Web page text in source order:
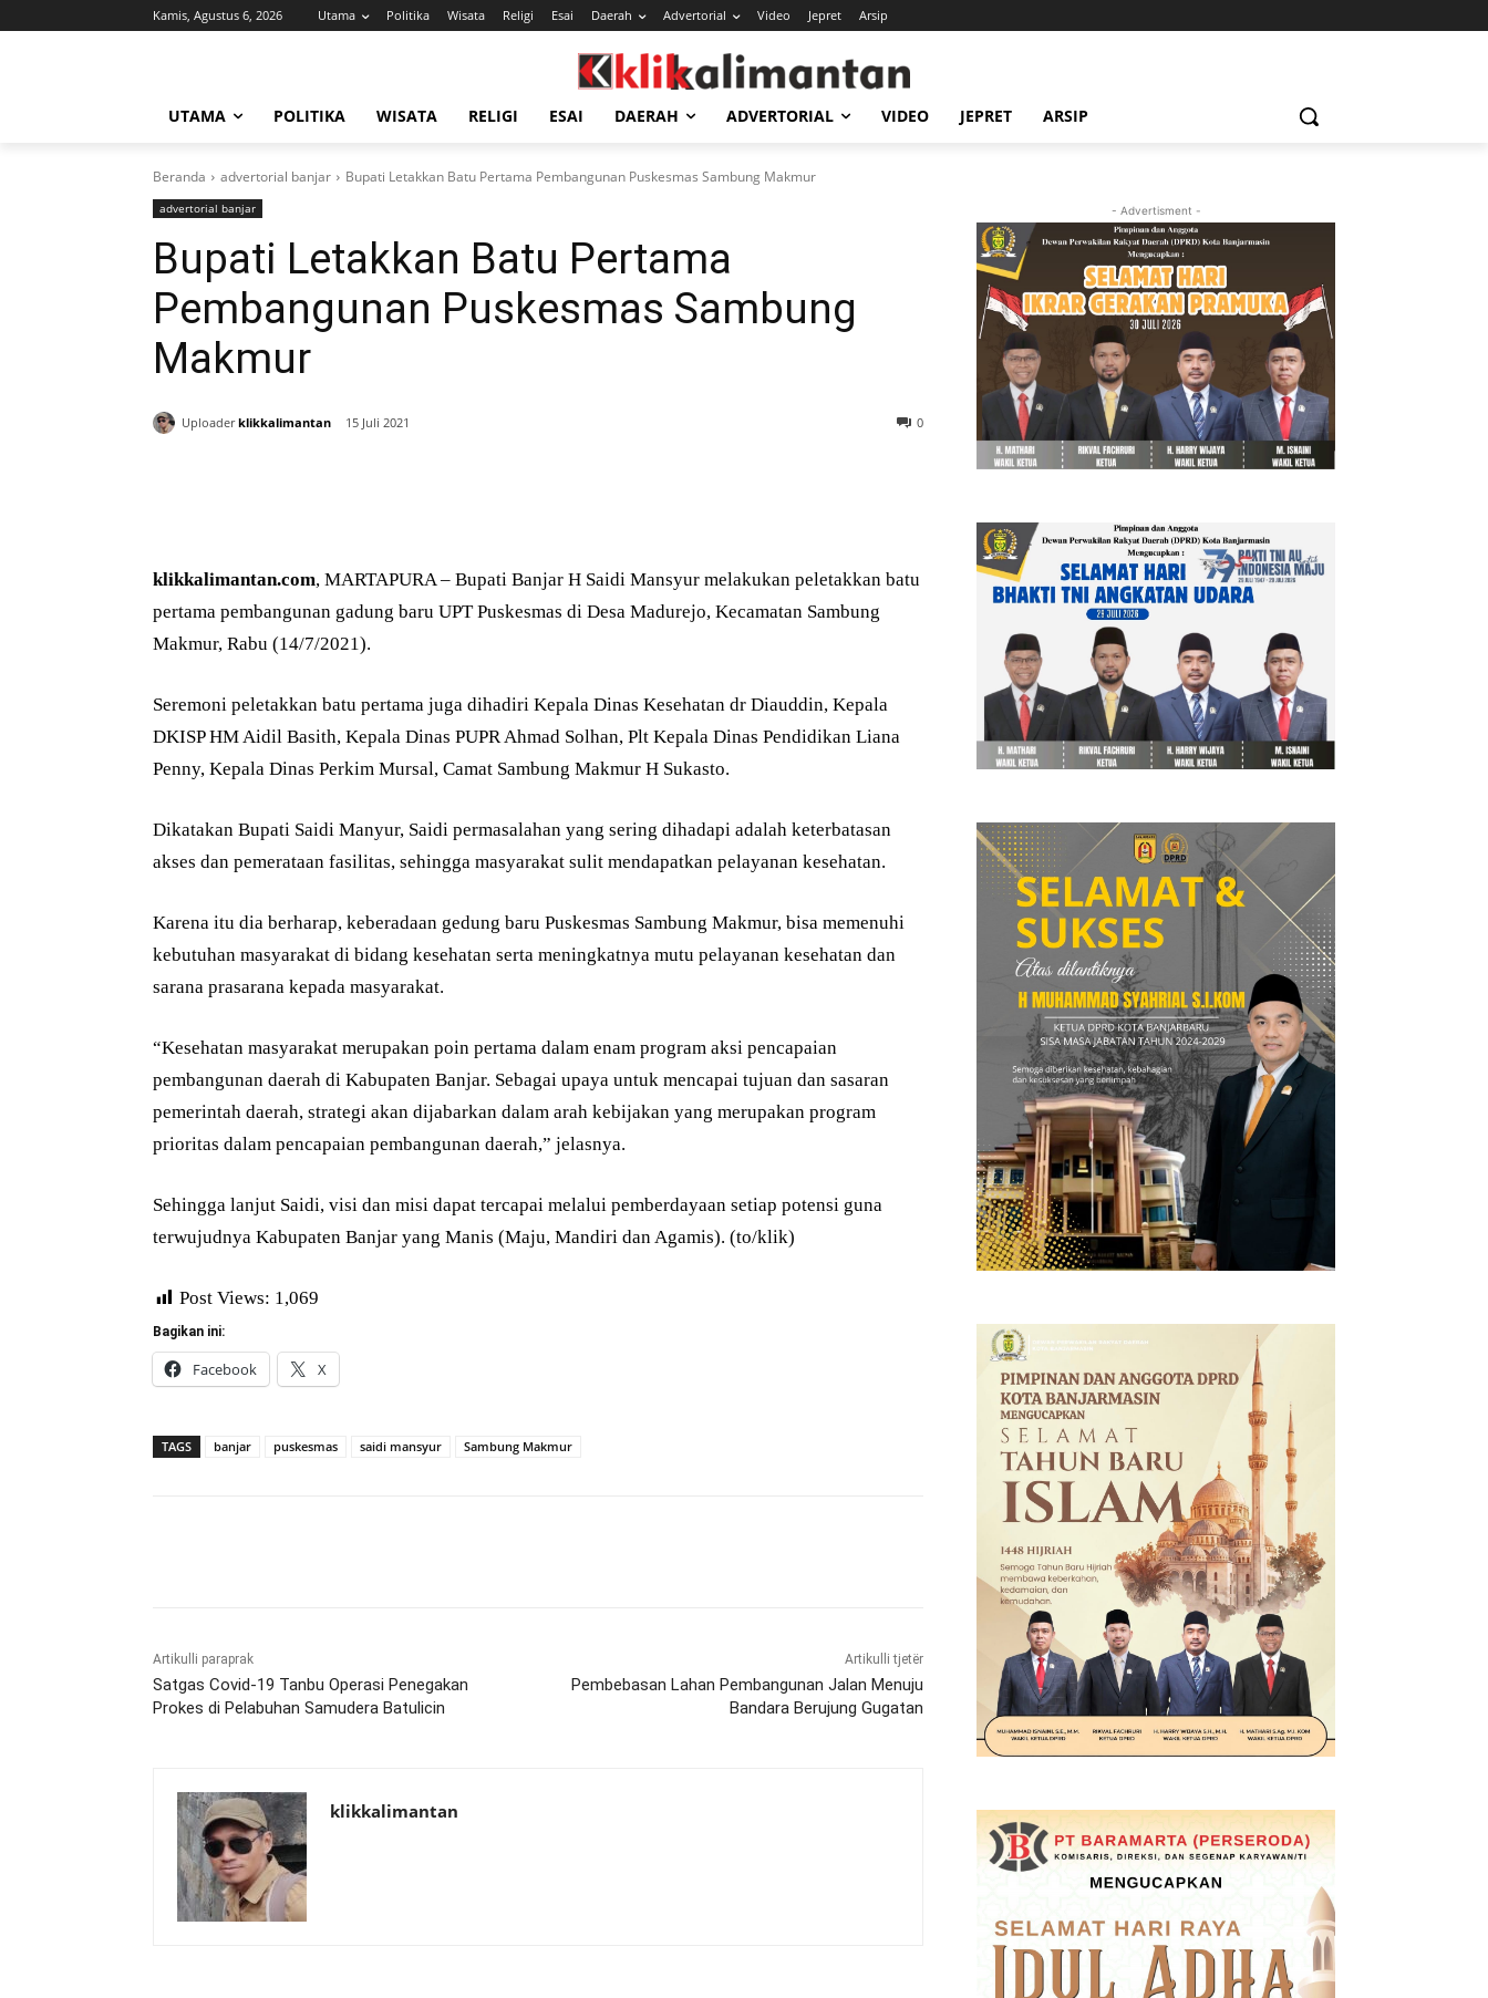
Kamis, Agustus 6, 2026 Utama Politika Wisata Religi Esai Daerah Advertorial Video Jepret Arsip
UTAMA POLITIKA WISATA RELIGI ESAI DAERAH ADVERTORIAL VIDEO JEPRET ARSIP
Beranda advertorial banjar Bupati Letakkan Batu Pertama Pembangunan Puskesmas Sambung Makmur
advertorial banjar
Bupati Letakkan Batu Pertama
Pembangunan Puskesmas Sambung
Makmur
Uploader klikkalimantan 15 Juli 2021 0
klikkalimantan.com, MARTAPURA – Bupati Banjar H Saidi Mansyur melakukan peletakkan batu
pertama pembangunan gadung baru UPT Puskesmas di Desa Madurejo, Kecamatan Sambung
Makmur, Rabu (14/7/2021).
Seremoni peletakkan batu pertama juga dihadiri Kepala Dinas Kesehatan dr Diauddin, Kepala
DKISP HM Aidil Basith, Kepala Dinas PUPR Ahmad Solhan, Plt Kepala Dinas Pendidikan Liana
Penny, Kepala Dinas Perkim Mursal, Camat Sambung Makmur H Sukasto.
Dikatakan Bupati Saidi Manyur, Saidi permasalahan yang sering dihadapi adalah keterbatasan
akses dan pemerataan fasilitas, sehingga masyarakat sulit mendapatkan pelayanan kesehatan.
Karena itu dia berharap, keberadaan gedung baru Puskesmas Sambung Makmur, bisa memenuhi
kebutuhan masyarakat di bidang kesehatan serta meningkatnya mutu pelayanan kesehatan dan
sarana prasarana kepada masyarakat.
“Kesehatan masyarakat merupakan poin pertama dalam enam program aksi pencapaian
pembangunan daerah di Kabupaten Banjar. Sebagai upaya untuk mencapai tujuan dan sasaran
pemerintah daerah, strategi akan dijabarkan dalam arah kebijakan yang merupakan program
prioritas dalam pencapaian pembangunan daerah,” jelasnya.
Sehingga lanjut Saidi, visi dan misi dapat tercapai melalui pemberdayaan setiap potensi guna
terwujudnya Kabupaten Banjar yang Manis (Maju, Mandiri dan Agamis). (to/klik)
Post Views: 1,069
Bagikan ini:
Facebook X
TAGS banjar puskesmas saidi mansyur Sambung Makmur
Artikulli paraprak
Satgas Covid-19 Tanbu Operasi Penegakan
Prokes di Pelabuhan Samudera Batulicin
Artikulli tjetër
Pembebasan Lahan Pembangunan Jalan Menuju
Bandara Berujung Gugatan
klikkalimantan
- Advertisment -